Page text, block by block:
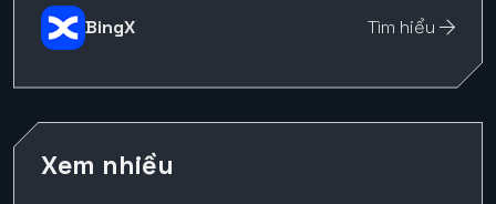
BingX Tìm hiểu
Xem nhiều